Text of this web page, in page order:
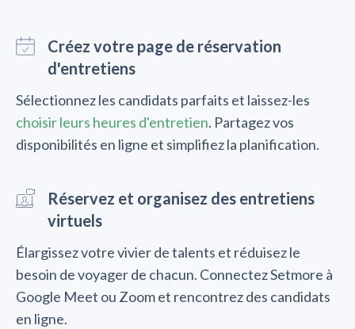
Créez votre page de réservation
d'entretiens
Sélectionnez les candidats parfaits et laissez-les
choisir leurs heures d'entretien. Partagez vos
disponibilités en ligne et simplifiez la planification.
Réservez et organisez des entretiens
virtuels
Élargissez votre vivier de talents et réduisez le
besoin de voyager de chacun. Connectez Setmore à
Google Meet ou Zoom et rencontrez des candidats
en ligne.